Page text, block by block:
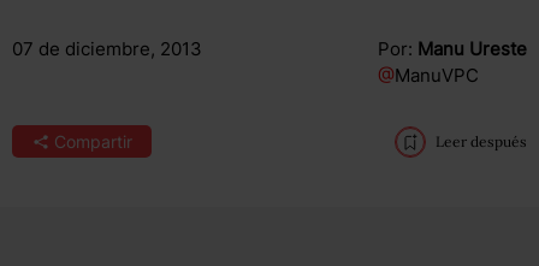
07 de diciembre, 2013 Por: Manu Ureste
@ManuVPC
Compartir Leer después